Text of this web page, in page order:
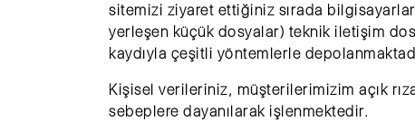
sitemizi ziyaret ettiğiniz sırada
yerleşen küçük dosyalar) teknik iletişim
kaydıyla çeşitli yöntemlerle
Kişisel verileriniz, müşterilerimizim açık
sebeplere dayanılarak işlenmektedir.